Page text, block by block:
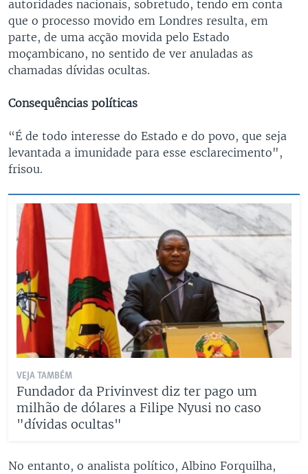
autoridades nacionais, sobretudo, tendo em conta
que o processo movido em Londres resulta, em
parte, de uma acção movida pelo Estado
moçambicano, no sentido de ver anuladas as
chamadas dívidas ocultas.
Consequências políticas
“É de todo interesse do Estado e do povo, que seja
levantada a imunidade para esse esclarecimento",
frisou.
VEJA TAMBÉM
Fundador da Privinvest diz ter pago um
milhão de dólares a Filipe Nyusi no caso
"dívidas ocultas"
No entanto, o analista político, Albino Forquilha,